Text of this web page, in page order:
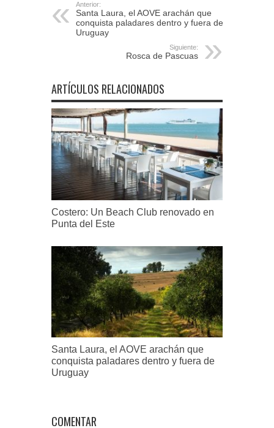
Anterior:
Santa Laura, el AOVE arachán que
conquista paladares dentro y fuera de
Uruguay
Siguiente:
Rosca de Pascuas
ARTÍCULOS RELACIONADOS
Costero: Un Beach Club renovado en
Punta del Este
Santa Laura, el AOVE arachán que
conquista paladares dentro y fuera de
Uruguay
COMENTAR